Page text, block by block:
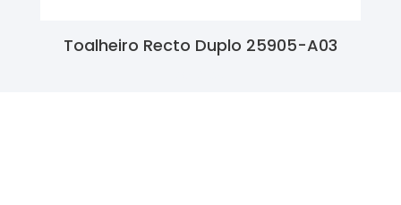
Toalheiro Recto Duplo 25905-A03